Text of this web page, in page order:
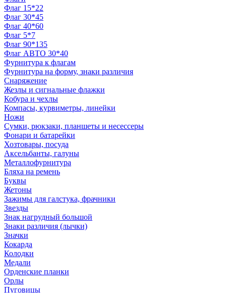
Флаг 15*22
Флаг 30*45
Флаг 40*60
Флаг 5*7
Флаг 90*135
Флаг АВТО 30*40
Фурнитура к флагам
Фурнитура на форму, знаки различия
Снаряжение
Жезлы и сигнальные флажки
Кобура и чехлы
Компасы, курвиметры, линейки
Ножи
Сумки, рюкзаки, планшеты и несессеры
Фонари и батарейки
Хозтовары, посуда
Аксельбанты, галуны
Металлофурнитура
Бляха на ремень
Буквы
Жетоны
Зажимы для галстука, фрачники
Звезды
Знак нагрудный большой
Знаки различия (лычки)
Значки
Кокарда
Колодки
Медали
Орденские планки
Орлы
Пуговицы